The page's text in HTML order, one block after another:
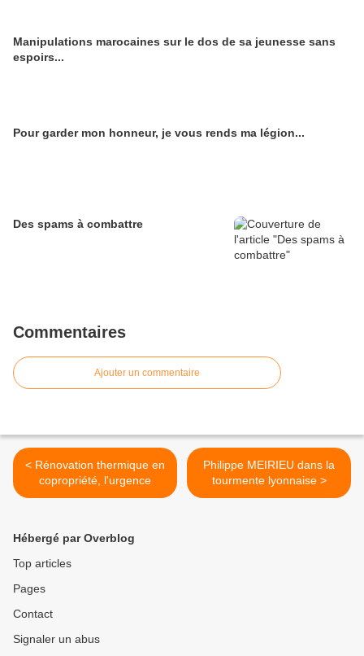
Manipulations marocaines sur le dos de sa jeunesse sans
espoirs...
Pour garder mon honneur, je vous rends ma légion...
Des spams à combattre
Commentaires
Ajouter un commentaire
< Rénovation thermique en
copropriété, l'urgence
Philippe MEIRIEU dans la
tourmente lyonnaise >
Hébergé par Overblog
Top articles
Pages
Contact
Signaler un abus